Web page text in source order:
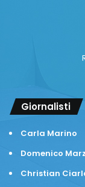
Giornalisti
Carla Marino
Domenico
Christian